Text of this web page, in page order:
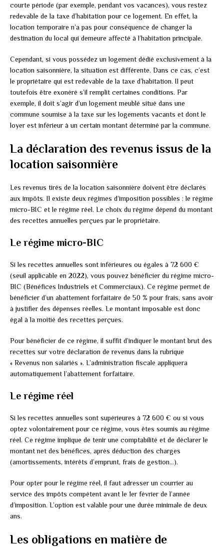
courte période (par exemple, pendant vos vacances), vous restez
redevable de la taxe d’habitation pour ce logement. En effet, la
location temporaire n’a pas pour conséquence de changer la
destination du local qui demeure affecté à l’habitation principale.
Cependant, si vous possédez un logement dédié exclusivement à la
location saisonnière, la situation est différente. Dans ce cas, c’est
le propriétaire qui est redevable de la taxe d’habitation. Il peut
toutefois être exonéré s’il remplit certaines conditions. Par
exemple, il doit s’agir d’un logement meublé situé dans une
commune soumise à la taxe sur les logements vacants et dont le
loyer est inférieur à un certain montant déterminé par la commune.
La déclaration des revenus issus de la
location saisonnière
Les revenus tirés de la location saisonnière doivent être déclarés
aux impôts. Il existe deux régimes d’imposition possibles : le régime
micro-BIC et le régime réel. Le choix du régime dépend du montant
des recettes annuelles perçues par le propriétaire.
Le régime micro-BIC
Si les recettes annuelles sont inférieures ou égales à 72 600 €
(seuil applicable en 2022), vous pouvez bénéficier du régime micro-
BIC (Bénéfices Industriels et Commerciaux). Ce régime permet de
bénéficier d’un abattement forfaitaire de 50 % pour frais, sans avoir
à justifier des dépenses réelles. Le montant imposable est donc
égal à la moitié des recettes perçues.
Pour bénéficier de ce régime, il suffit d’indiquer le montant brut des
recettes sur votre déclaration de revenus dans la rubrique
« Revenus non salariés ». L’administration fiscale appliquera
automatiquement l’abattement forfaitaire.
Le régime réel
Si les recettes annuelles sont supérieures à 72 600 € ou si vous
optez volontairement pour ce régime, vous êtes soumis au régime
réel. Ce régime implique de tenir une comptabilité et de déclarer le
montant net des bénéfices, après déduction des charges
(amortissements, intérêts d’emprunt, frais de gestion…).
Pour opter pour le régime réel, il faut adresser un courrier au
service des impôts compétent avant le 1er février de l’année
d’imposition. L’option est valable pour une durée minimale de deux
ans.
Les obligations en matière de